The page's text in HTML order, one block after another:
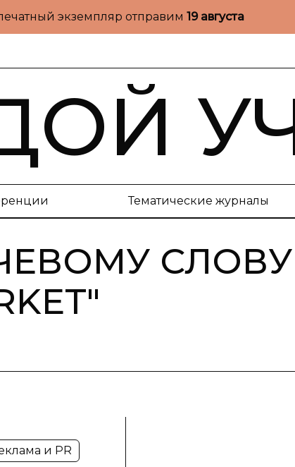
экземпляр отправим 19 августа
Тематические журналы
СЛОВУ
"
и PR